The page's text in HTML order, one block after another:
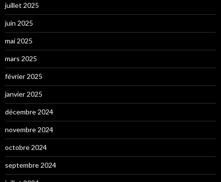
juillet 2025
juin 2025
mai 2025
mars 2025
février 2025
janvier 2025
décembre 2024
novembre 2024
octobre 2024
septembre 2024